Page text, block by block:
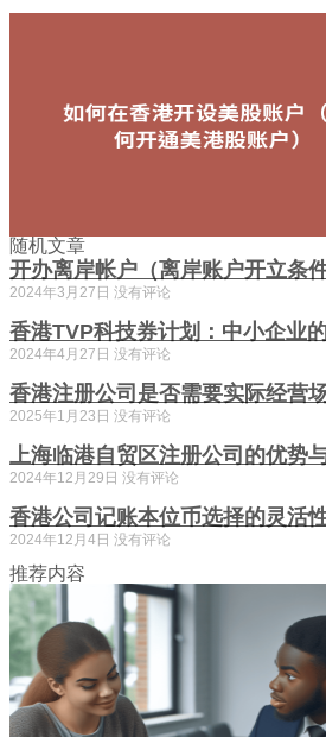
随机文章
开办离岸帐户（离岸账户开立条件
2024年3月27日 没有评论
香港TVP科技券计划：中小企业
2024年4月27日 没有评论
香港注册公司是否需要实际经营
2025年1月23日 没有评论
上海临港自贸区注册公司的优势
2024年12月29日 没有评论
香港公司记账本位币选择的灵活
2024年12月4日 没有评论
推荐内容